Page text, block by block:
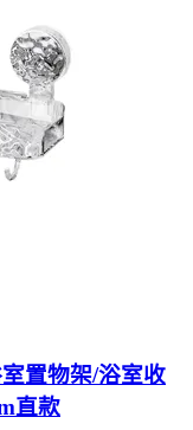
置物架/浴室收
直款